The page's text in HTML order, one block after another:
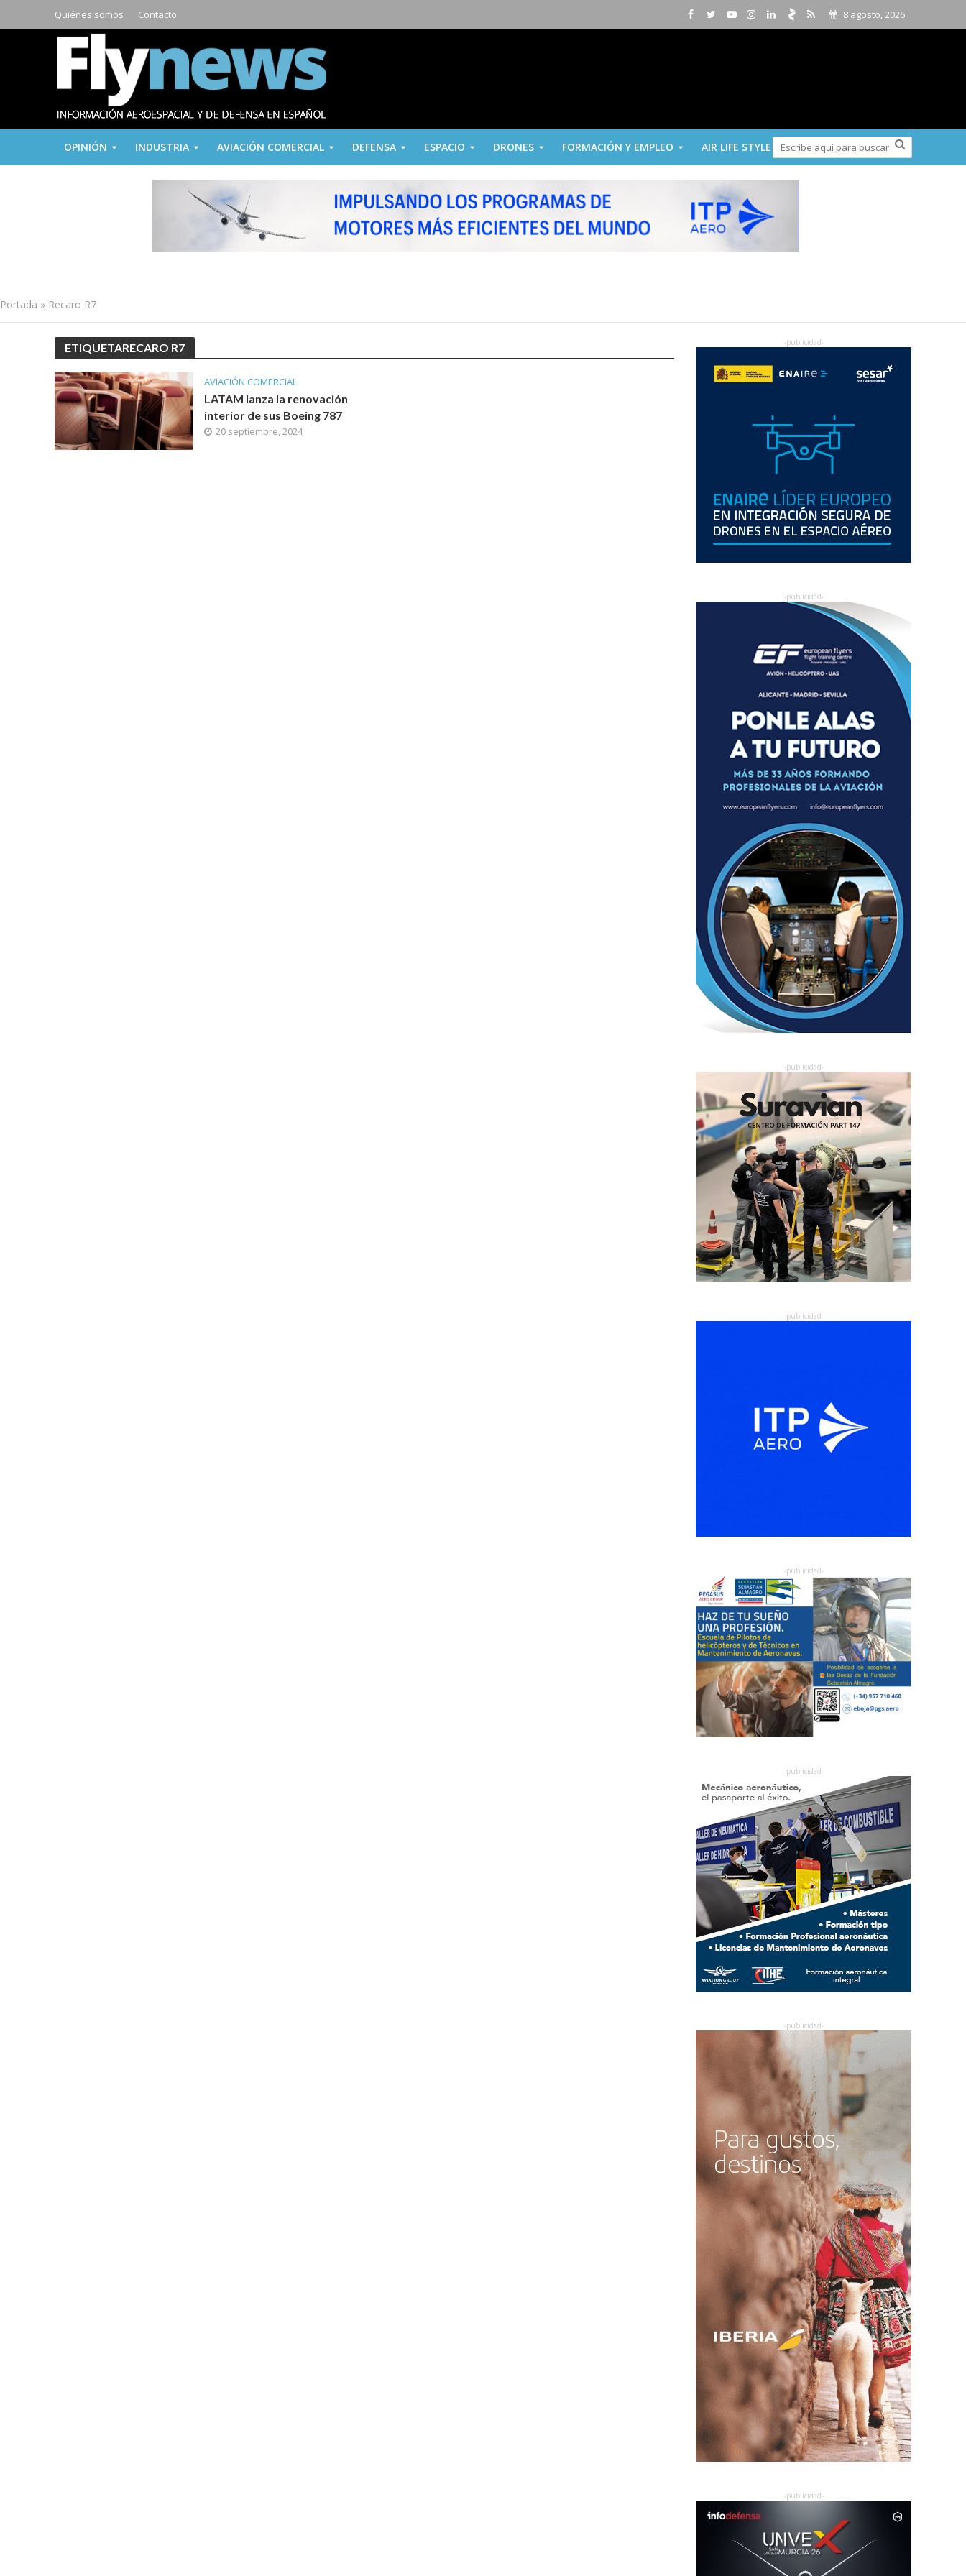
Quiénes somos Contacto 8 agosto, 2026
OPINIÓN INDUSTRIA AVIACIÓN COMERCIAL DEFENSA ESPACIO DRONES FORMACIÓN Y EMPLEO AIR LIFE STYLE
Portada » Recaro R7
ETIQUETARECARO R7
AVIACIÓN COMERCIAL
LATAM lanza la renovación
interior de sus Boeing 787
20 septiembre, 2024